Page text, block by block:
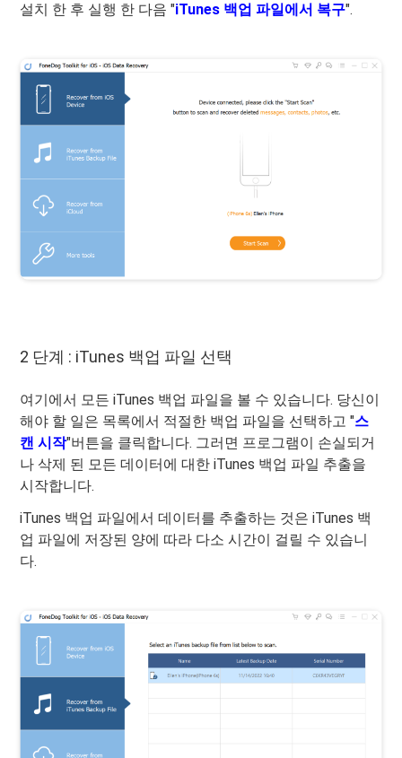
설치 한 후 실행 한 다음 "iTunes 백업 파일에서 복구".
2 단계 : iTunes 백업 파일 선택
여기에서 모든 iTunes 백업 파일을 볼 수 있습니다. 당신이
해야 할 일은 목록에서 적절한 백업 파일을 선택하고 "스
캔 시작"버튼을 클릭합니다. 그러면 프로그램이 손실되거
나 삭제 된 모든 데이터에 대한 iTunes 백업 파일 추출을
시작합니다.
iTunes 백업 파일에서 데이터를 추출하는 것은 iTunes 백
업 파일에 저장된 양에 따라 다소 시간이 걸릴 수 있습니
다.